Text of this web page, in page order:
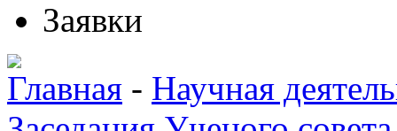
Заявки
Главная - Научная